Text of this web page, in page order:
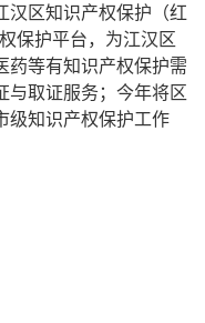
汉区知识产权保护（红
保护平台，为江汉区
药等有知识产权保护需
与取证服务；今年将区
级知识产权保护工作